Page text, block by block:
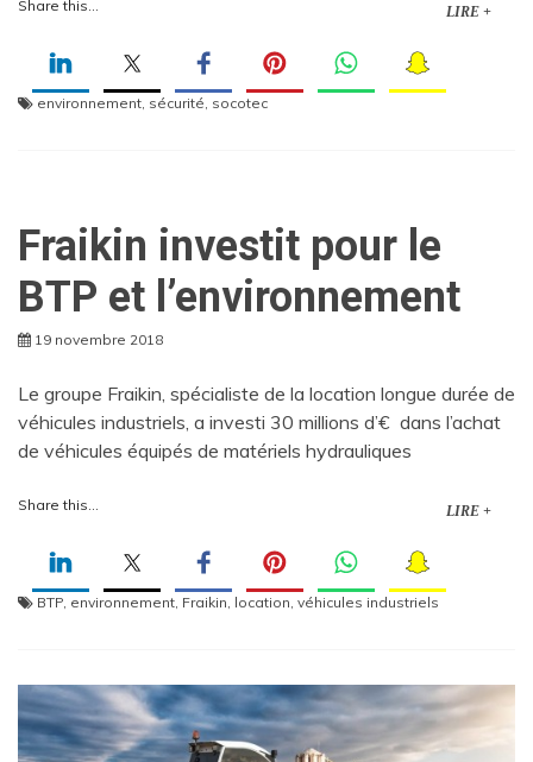
Share this... LIRE +
environnement, sécurité, socotec
Fraikin investit pour le
BTP et l’environnement
19 novembre 2018
Le groupe Fraikin, spécialiste de la location longue durée de
véhicules industriels, a investi 30 millions d’€ dans l’achat
de véhicules équipés de matériels hydrauliques
Share this... LIRE +
BTP, environnement, Fraikin, location, véhicules industriels